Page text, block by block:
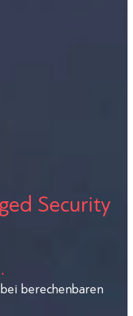
Security
berechenbaren